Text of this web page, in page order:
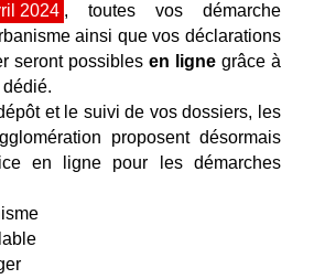
2024 , toutes vos démarche
ainsi que vos déclarations
seront possibles en ligne grâce à
et le suivi de vos dossiers, les
proposent désormais
en ligne pour les démarches